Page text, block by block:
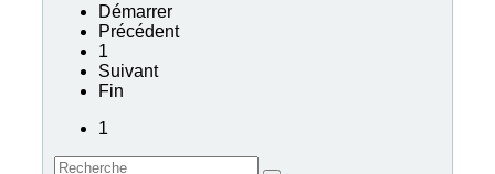
Démarrer
Précédent
1
Suivant
Fin
1